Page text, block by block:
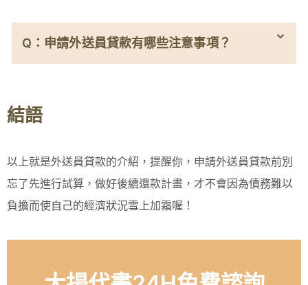
Q：申請外送員貸款有哪些注意事項？
結語
以上就是外送員貸款的介紹，提醒你，申請外送員貸款前別
忘了先進行試算，做好後續還款計畫，才不會因為債務難以
負擔而使自己的經濟狀況雪上加霜喔！